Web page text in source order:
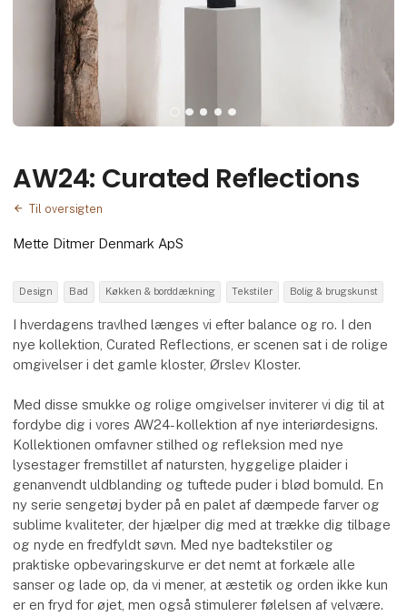
AW24: Curated Reflections
Til oversigten
Mette Ditmer Denmark ApS
Design Bad Køkken & borddækning Tekstiler Bolig & brugskunst
I hverdagens travlhed længes vi efter balance og ro. I den
nye kollektion, Curated Reflections, er scenen sat i de rolige
omgivelser i det gamle kloster, Ørslev Kloster.
Med disse smukke og rolige omgivelser inviterer vi dig til at
fordybe dig i vores AW24- kollektion af nye interiørdesigns.
Kollektionen omfavner stilhed og refleksion med nye
lysestager fremstillet af natursten, hyggelige plaider i
genanvendt uldblanding og tuftede puder i blød bomuld. En
ny serie sengetøj byder på en palet af dæmpede farver og
sublime kvaliteter, der hjælper dig med at trække dig tilbage
og nyde en fredfyldt søvn. Med nye badtekstiler og
praktiske opbevaringskurve er det nemt at forkæle alle
sanser og lade op, da vi mener, at æstetik og orden ikke kun
er en fryd for øjet, men også stimulerer følelsen af velvære.